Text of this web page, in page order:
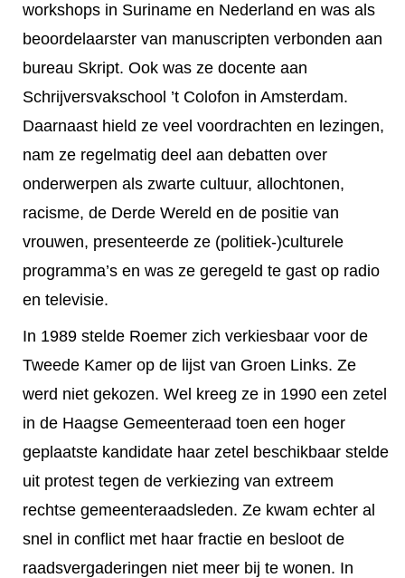
workshops in Suriname en Nederland en was als
beoordelaarster van manuscripten verbonden aan
bureau Skript. Ook was ze docente aan
Schrijversvakschool ’t Colofon in Amsterdam.
Daarnaast hield ze veel voordrachten en lezingen,
nam ze regelmatig deel aan debatten over
onderwerpen als zwarte cultuur, allochtonen,
racisme, de Derde Wereld en de positie van
vrouwen, presenteerde ze (politiek-)culturele
programma’s en was ze geregeld te gast op radio
en televisie.
In 1989 stelde Roemer zich verkiesbaar voor de
Tweede Kamer op de lijst van Groen Links. Ze
werd niet gekozen. Wel kreeg ze in 1990 een zetel
in de Haagse Gemeenteraad toen een hoger
geplaatste kandidate haar zetel beschikbaar stelde
uit protest tegen de verkiezing van extreem
rechtse gemeenteraadsleden. Ze kwam echter al
snel in conflict met haar fractie en besloot de
raadsvergaderingen niet meer bij te wonen. In